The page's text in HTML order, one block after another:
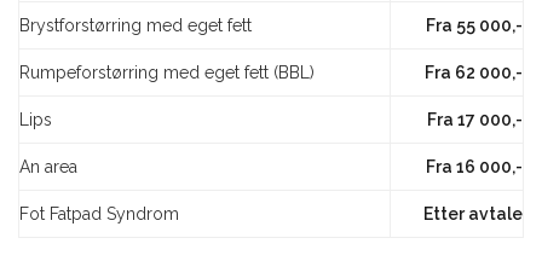
Brystforstørring med eget fett Fra 55 000,-
Rumpeforstørring med eget fett (BBL) Fra 62 000,-
Lips Fra 17 000,-
An area Fra 16 000,-
Fot Fatpad Syndrom Etter avtale